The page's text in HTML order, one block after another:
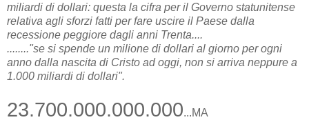
miliardi di dollari: questa la cifra per il Governo statunitense
relativa agli sforzi fatti per fare uscire il Paese dalla
recessione peggiore dagli anni Trenta....
........"se si spende un milione di dollari al giorno per ogni
anno dalla nascita di Cristo ad oggi, non si arriva neppure a
1.000 miliardi di dollari".
23.700.000.000.000...MA